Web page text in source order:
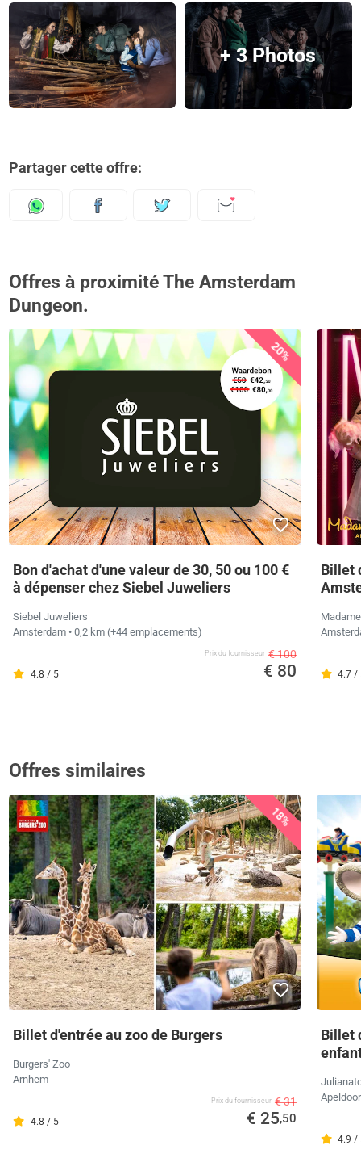
+ 3 Photos
Partager cette offre:
Offres à proximité The Amsterdam
Dungeon.
20%
Bon d'achat d'une valeur de 30, 50 ou 100 €
à dépenser chez Siebel Juweliers
Siebel Juweliers
Amsterdam • 0,2 km (+44 emplacements)
4.8 / 5
Prix ​​du fournisseur € 100
€ 80
Billet
4.7 /
Offres similaires
18%
Billet d'entrée au zoo de Burgers
Burgers' Zoo
Arnhem
4.8 / 5
Prix ​​du fournisseur € 31
€ 25,50
Billet
4.9 /